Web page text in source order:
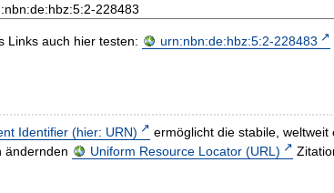
Links auch hier testen: urn:nbn:de:hbz:5:2-228483
Identifier (hier: URN)
ermöglicht die stabile,
ändernden
Uniform Resource Locator (URL)